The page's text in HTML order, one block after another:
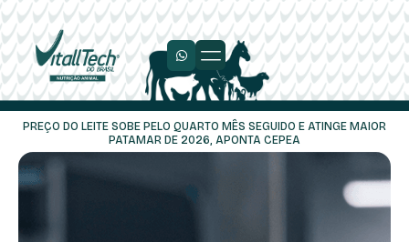
PREÇO DO LEITE SOBE PELO QUARTO MÊS SEGUIDO E ATINGE MAIOR
PATAMAR DE 2026, APONTA CEPEA